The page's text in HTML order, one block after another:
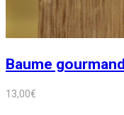
Baume gourmand
13,00€